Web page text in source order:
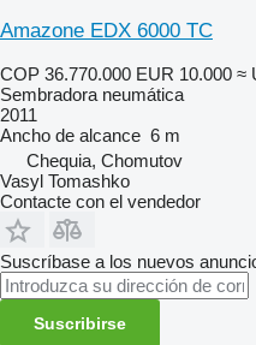
Amazone EDX 6000 TC
COP 36.770.000 EUR 10.000 ≈
Sembradora neumática
2011
Ancho de alcance 6 m
Chequia, Chomutov
Vasyl Tomashko
Contacte con el vendedor
Suscríbase a los nuevos
Suscribirse